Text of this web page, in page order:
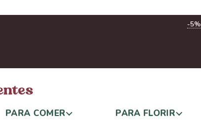
-5%
PARA COMER PARA FLORIR